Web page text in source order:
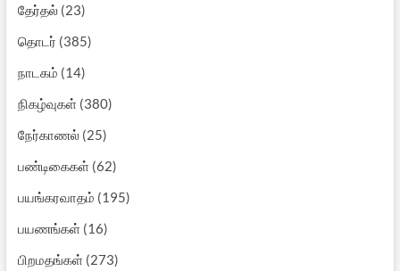
தேர்தல்(23)
தொடர் (385)
நாடகம் (14)
நிகழ்வுகள்(380)
நேர்காணல்(25)
பண்டிகைகள்(62)
பயங்கரவாதம் (195)
பயணங்கள்(16)
பிறமதங்கள்(273)